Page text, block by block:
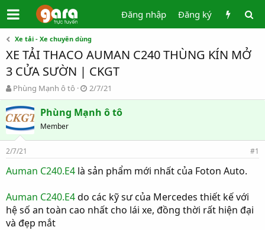
Đăng nhập Đăng ký
Xe tải - Xe chuyên dùng
XE TẢI THACO AUMAN C240 THÙNG KÍN MỞ
3 CỬA SƯỜN | CKGT
T
h
r
e
a
d
s
a
t
e
r
Phùng Mạnh ô tô
N
g
à
y
ử
2/7/21
Phùng Mạnh ô tô
Member
2/7/21 #1
Auman C240.E4 là sản phẩm mới nhất của Foton Auto.
Auman C240.E4do các kỹ sư của Mercedes thiết kế với
hệ số an toàn cao nhất cho lái xe, đồng thời rất hiện đại
và đẹp mắt